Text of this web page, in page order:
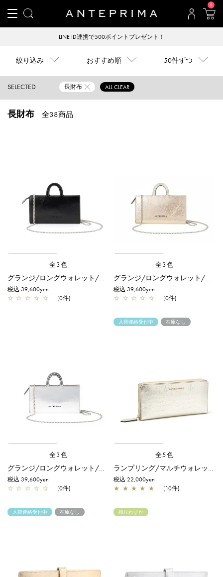
0
LINE ID連携で500ポイントプレゼント！
絞り込み おすすめ順 50件ずつ
SELECTED 長財布 ALL CLEAR
長財布 全38商品
全3色
グランジ/ロングウォレット/ブラック
税込 39,600yen
☆ ☆ ☆ ☆ ☆ (0件)
全3色
グランジ/ロングウォレット/シャンパンゴールド
税込 39,600yen
☆ ☆ ☆ ☆ ☆ (0件)
全3色
グランジ/ロングウォレット/シルバー
税込 39,600yen
☆ ☆ ☆ ☆ ☆ (0件)
入荷連絡受付中 在庫なし
全5色
ランプリング/マルチウォレット/シャンパンゴールド
税込 22,000yen
★ ★ ★ ★ ★ (10件)
入荷連絡受付中 在庫なし 残りわずか